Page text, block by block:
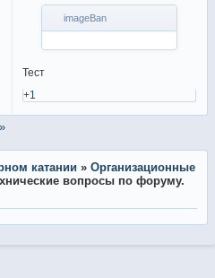
imageBan
Тест
+1
»
катании » Организационные
вопросы по форуму.